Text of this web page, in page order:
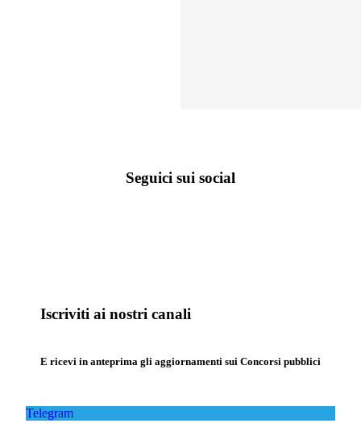
Seguici sui social
Iscriviti ai nostri canali
E ricevi in anteprima gli aggiornamenti sui Concorsi pubblici
Telegram